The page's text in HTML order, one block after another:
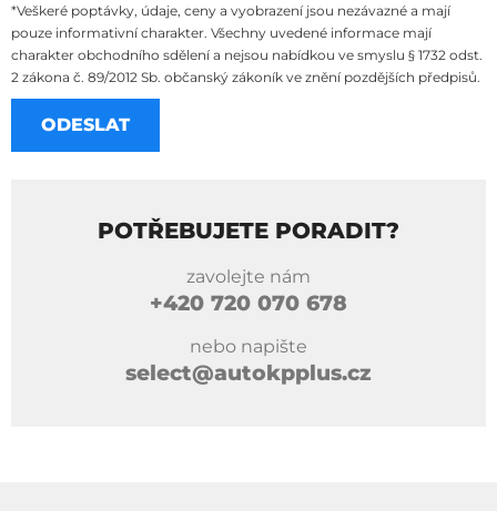
*Veškeré poptávky, údaje, ceny a vyobrazení jsou nezávazné a mají
pouze informativní charakter. Všechny uvedené informace mají
charakter obchodního sdělení a nejsou nabídkou ve smyslu § 1732 odst.
2 zákona č. 89/2012 Sb. občanský zákoník ve znění pozdějších předpisů.
POTŘEBUJETE PORADIT?
zavolejte nám
+420 720 070 678
nebo napište
select@autokpplus.cz